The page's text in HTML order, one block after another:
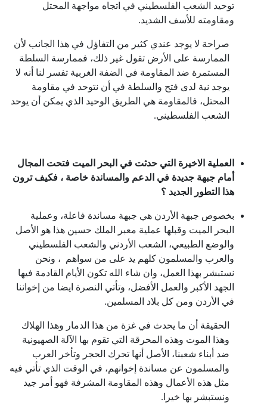
توحيد الشعب الفلسطيني في اتجاه مواجهة المحتل
ومقاومته للأسف الشديد.
صراحة لا يوجد عندي كثير من التفاؤل في هذا الجانب لأن
الممارسة على الأرض تقول غير ذلك، فممارسة السلطة
المستمرة ضد المقاومة في الضفة الغربية تفسر لنا أنه لا
يوجد نية لدى فتح والسلطة في أن نتوحد في مقاومة
المحتل، فالمقاومة هي الطريق الوحيد الذي يمكن أن يوحد
الشعب الفلسطيني.
العملية الاخيرة التي حدثت في البحر الميت فتحت المجال
أمام جبهة جديدة في الدعم والمساندة خاصة ، فكيف ترون
هذا التطور الجديد ؟
بخصوص جبهة الأردن هي جبهة مساندة فاعلة، وعملية
البحر الميت وقبلها عملية معبر الملك حسين هذا هو الأصل
والوضع الطبيعي، الشعب الأردني والشعب الفلسطيني
والعرب والمسلمون كلهم يد على من سواهم ، ونحن
نستبشر بهذا العمل، وان شاء الله تكون الأيام القادمة فيها
الجهد الأكبر والعمل الأفضل، وتأتي النصرة ايضا من إخواننا
في الأردن ومن كل بلاد المسلمين.
الحقيقة أن ما يحدث في غزة من هذا الدمار وهذا الهلاك
وهذا الموت وهذه المحرقة التي تقوم بها الآلة الصهيونية
ضد أبناء شعبنا، الأصل أنها تحرك الحجر وتأخر العرب
والمسلمون عن مساندة إخوانهم، في الوقت الذي تأتي فيه
مثل هذه الأعمال وهذه المقاومة المشرفة فهو أمر جيد
ونستبشر بها خيرا.